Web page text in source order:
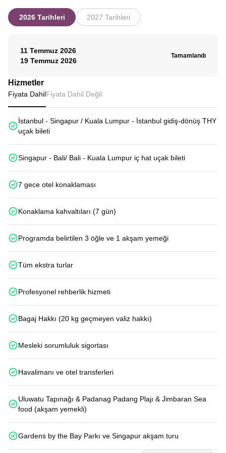
2026 Tarihleri 2027 Tarihleri
11 Temmuz 2026
19 Temmuz 2026
Tamamlandı
Hizmetler
Fiyata DahilFiyata Dahil Değil
İstanbul - Singapur / Kuala Lumpur - İstanbul gidiş-dönüş THY
uçak bileti
Singapur - Bali/ Bali - Kuala Lumpur iç hat uçak bileti
7 gece otel konaklaması
Konaklama kahvaltıları (7 gün)
Programda belirtilen 3 öğle ve 1 akşam yemeği
Tüm ekstra turlar
Profesyonel rehberlik hizmeti
Bagaj Hakkı (20 kg geçmeyen valiz hakkı)
Mesleki sorumluluk sigortası
Havalimanı ve otel transferleri
Uluwatu Tapınağı & Padanag Padang Plajı & Jimbaran Sea
food (akşam yemekli)
Gardens by the Bay Parkı ve Singapur akşam turu